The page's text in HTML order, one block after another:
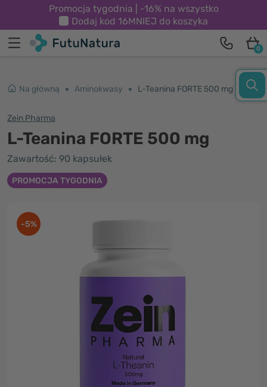
Promocja tygodnia | -16% na wszystko
Dodaj kod 16MNIEJ do koszyka
0
Na główną Aminokwasy L-Teanina FORTE 500 mg
Zein Pharma
L-Teanina FORTE 500 mg
Zawartość: 90 kapsułek
PROMOCJA TYGODNIA
-5%